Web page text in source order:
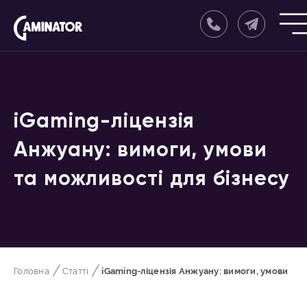
iGaming-ліцензія
Анжуану: вимоги, умови
та можливості для бізнесу
Головна Статті
iGaming-ліцензія Анжуану: вимоги, умови